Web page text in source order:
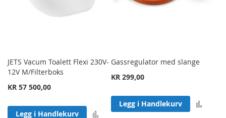
JETS Vacum Toalett Flexi 230V-
12V M/Filterboks
KR 57 500,00
Legg i Handlekurv Legg til sammenligning
Gassregulator med slange
KR 299,00
Legg i Handlekurv